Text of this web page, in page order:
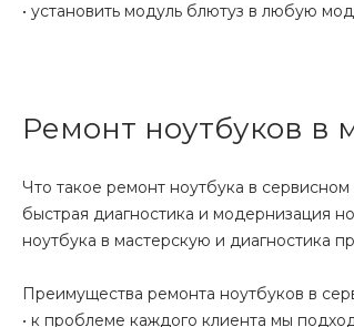
• установить модуль блютуз в любую
Ремонт ноутбуков в
Что такое ремонт ноутбука в
быстрая диагностика и модернизация
ноутбука в мастерскую и диагностика
Преимущества ремонта ноутбуков в
• к проблеме каждого клиента мы